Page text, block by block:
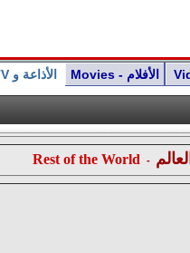
Radio & TV الأذاعة و Movies - الأفلام
Rest of the World -